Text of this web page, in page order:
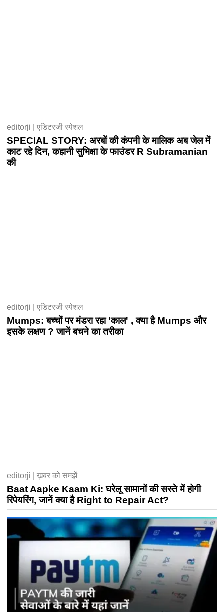
editorji | एडिटरजी स्पेशल
SPECIAL STORY: अरबों की कंपनी के मालिक अब जेल में
काट रहे दिन, कहानी सुभिक्षा के फाउंडर R Subramanian
की
editorji | एडिटरजी स्पेशल
Mumps: बच्चों पर मंडरा रहा 'काल' , क्या है Mumps और
इसके लक्षण ? जानें बचने का तरीका
editorji | ख़बर को समझें
Baat Aapke Kaam Ki: घरेलू सामानों की सस्ते में होगी
रिपेयरिंग, जानें क्या है Right to Repair Act?